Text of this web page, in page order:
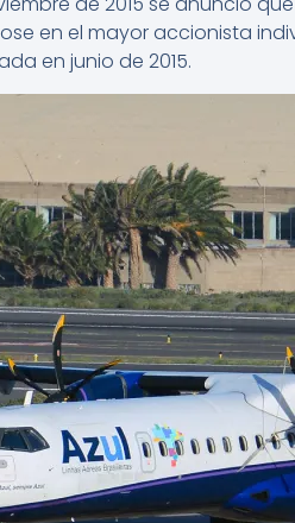
en el mayor accionista
en junio de 2015.